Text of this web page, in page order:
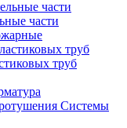
части
труб
Системы